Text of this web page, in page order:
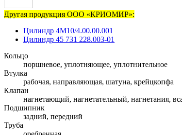
Другая продукция ООО «КРИОМИР»:
Цилиндр 4М10/4.00.00.001
Цилиндр 45 731 228.003-01
Кольцо
поршневое, уплотняющее, уплотнительное
Втулка
рабочая, направляющая, шатуна, крейцкопфа
Клапан
нагнетающий, нагнетательный, нагнетания,
Подшипник
задний, передний
Труба